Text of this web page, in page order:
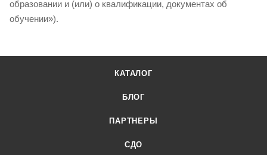
образовании и (или) о квалификации, документах об
обучении»).
КАТАЛОГ
БЛОГ
ПАРТНЕРЫ
СДО